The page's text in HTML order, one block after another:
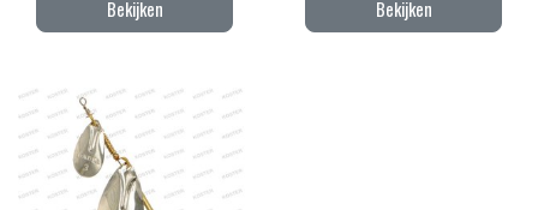
Bekijken Bekijken